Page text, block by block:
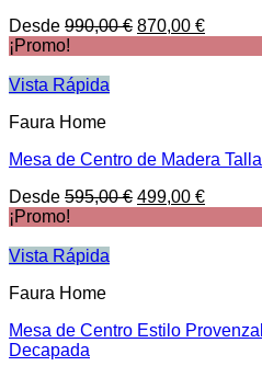
Desde 990,00€ El
870,00 €El
¡Promo!
Vista Rápida
Faura Home
Mesa de Centro de Madera
Desde 595,00€ El
499,00 €El
¡Promo!
Vista Rápida
Faura Home
Mesa de Centro Estilo
Decapada